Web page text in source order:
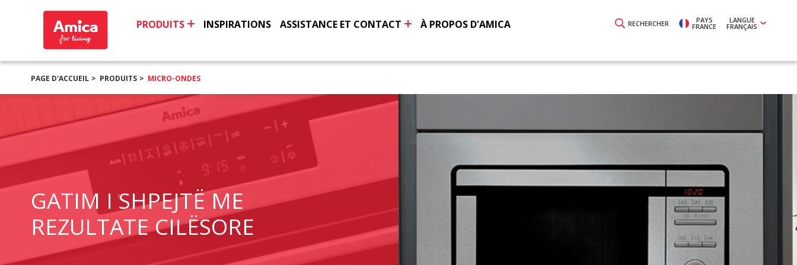
RECHERCHER PAYS
FRANCE
LANGUE
FRANÇAIS
PRODUITS INSPIRATIONS ASSISTANCE ET CONTACT À PROPOS D'AMICA
PAGE D'ACCUEIL PRODUITS MICRO-ONDES
GATIM I SHPEJTË ME
REZULTATE CILËSORE